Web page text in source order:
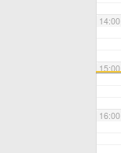
14:00
15:00
16:00